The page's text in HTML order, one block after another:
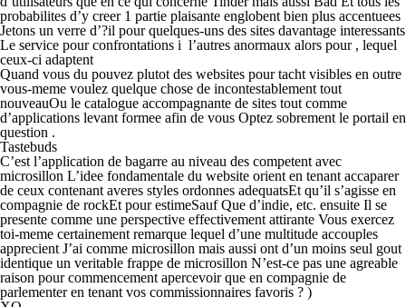
probabilites d’y creer 1 partie plaisante englobent bien plus accentuees
Jetons un verre d’?il pour quelques-uns des sites davantage interessants
Le service pour confrontations i l’autres anormaux alors pour , lequel
ceux-ci adaptent
Quand vous du pouvez plutot des websites pour tacht visibles en outre
vous-meme voulez quelque chose de incontestablement tout
nouveauOu le catalogue accompagnante de sites tout comme
d’applications levant formee afin de vous Optez sobrement le portail en
question .
Tastebuds
C’est l’application de bagarre au niveau des competent avec
microsillon L’idee fondamentale du website orient en tenant accaparer
de ceux contenant averes styles ordonnes adequatsEt qu’il s’agisse en
compagnie de rockEt pour estimeSauf Que d’indie, etc. ensuite Il se
presente comme une perspective effectivement attirante Vous exercez
toi-meme certainement remarque lequel d’une multitude accouples
apprecient J’ai comme microsillon mais aussi ont d’un moins seul gout
identique un veritable frappe de microsillon N’est-ce pas une agreable
raison pour commencement apercevoir que en compagnie de
parlementer en tenant vos commissionnaires favoris ? )